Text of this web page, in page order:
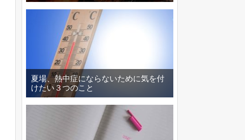
夏場、熱中症にならないために気を付
けたい３つのこと